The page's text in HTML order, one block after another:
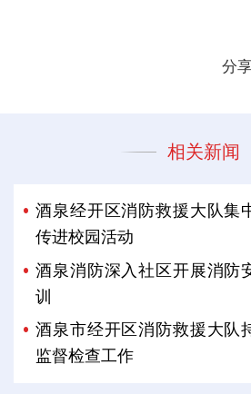
分
相关新闻
酒泉经开区消防救援大队集
传进校园活动
酒泉消防深入社区开展消防
训
酒泉市经开区消防救援大队
监督检查工作